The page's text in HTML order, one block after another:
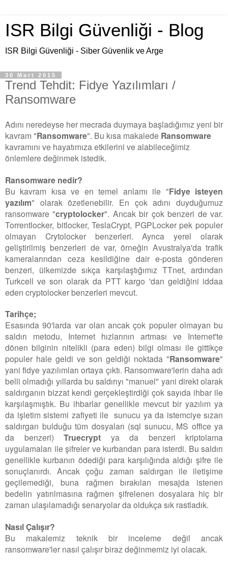
ISR Bilgi Güvenliği - Blog
ISR Bilgi Güvenliği - Siber Güvenlik ve Arge
30 Mart 2015
Trend Tehdit: Fidye Yazılımları /
Ransomware
Adını neredeyse her mecrada duymaya başladığımız yeni bir
kavram "Ransomware". Bu kısa makalede Ransomware
kavramını ve hayatımıza etkilerini ve alabileceğimiz
önlemlere değinmek istedik.
Ransomware nedir?
Bu kavram kısa ve en temel anlamı ile "Fidye isteyen
yazılım" olarak özetlenebilir. En çok adını duyduğumuz
ransomware "cryptolocker". Ancak bir çok benzeri de var.
Torrentlocker, bitlocker, TeslaCrypt, PGPLocker pek populer
olmayan Crytolocker benzerleri. Ayrıca yerel olarak
geliştirilmiş benzerleri de var, örneğin Avustralya'da trafik
kameralarından ceza kesildiğine dair e-posta gönderen
benzeri, ülkemizde sıkça karşılaştığımız TTnet, ardından
Turkcell ve son olarak da PTT kargo 'dan geldiğini iddaa
eden cryptolocker benzerleri mevcut.
Tarihçe;
Esasında 90'larda var olan ancak çok populer olmayan bu
saldırı metodu, Internet hızlarının artması ve Internet'te
dönen bilginin nitelikli (para eden) bilgi olması ile gittikçe
populer hale geldi ve son geldiği noktada "Ransomware"
yani fidye yazılımları ortaya çıktı. Ransomware'lerin daha adı
belli olmadığı yıllarda bu saldırıyı "manuel" yani direkt olarak
saldırganın bizzat kendi gerçekleştirdiği çok sayıda ihbar ile
karşılaşmıştık. Bu ihbarlar genellikle mevcut bir yazılım ya
da işletim sistemi zafiyeti ile sunucu ya da istemciye sızan
saldırgan bulduğu tüm dosyaları (sql sunucu, MS office ya
da benzeri) Truecrypt ya da benzeri kriptolama
uygulamaları ile şifreler ve kurbandan para isterdi. Bu saldırı
genellikle kurbanın ödediği para karşılığında aldığı şifre ile
sonuçlanırdı. Ancak çoğu zaman saldırgan ile iletişime
geçilemediği, buna rağmen bırakılan mesajda istenen
bedelin yatırılmasına rağmen şifrelenen dosyalara hiç bir
zaman ulaşılamadığı senaryolar da oldukça sık rastladık.
Nasıl Çalışır?
Bu makalemiz teknik bir inceleme değil ancak
ransomware'ler nasıl çalışır biraz değinmemiz iyi olacak.